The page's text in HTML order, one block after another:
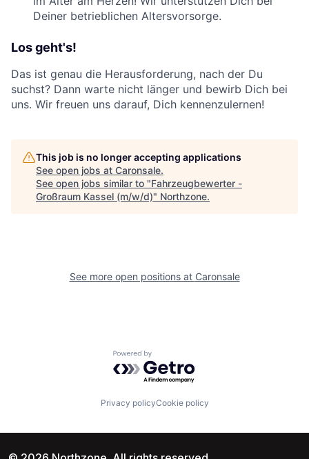
Deiner betrieblichen Altersvorsorge.
Los geht's!
Das ist genau die Herausforderung, nach der Du
suchst? Dann warte nicht länger und bewirb Dich bei
uns. Wir freuen uns darauf, Dich kennenzulernen!
This job is no longer accepting applications
See open jobs at Caronsale.
See open jobs similar to "Fahrzeugbewerter -
Großraum Kassel (m/w/d)" Northzone.
See more open positions at Caronsale
Powered by Getro.com
Privacy policyCookie policy